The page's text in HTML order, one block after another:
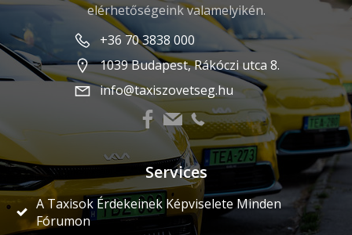
elérhetőségeink valamelyikén.
+36 70 3838 000
1039 Budapest, Rákóczi utca 8.
info@taxiszovetseg.hu
Services
A Taxisok Érdekeinek Képviselete Minden
Fórumon